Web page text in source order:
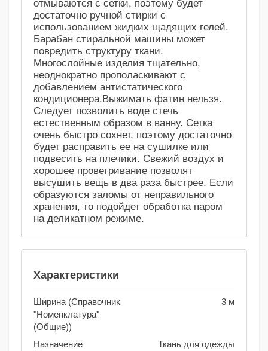
отмываются с сетки, поэтому будет
достаточно ручной стирки с
использованием жидких щадящих гелей.
Барабан стиральной машины может
повредить структуру ткани.
Многослойные изделия тщательно,
неоднократно прополаскивают с
добавлением антистатического
кондиционера.Выжимать фатин нельзя.
Следует позволить воде стечь
естественным образом в ванну. Сетка
очень быстро сохнет, поэтому достаточно
будет расправить ее на сушилке или
подвесить на плечики. Свежий воздух и
хорошее проветривание позволят
высушить вещь в два раза быстрее. Если
образуются заломы от неправильного
хранения, то подойдет обработка паром
на деликатном режиме.
Характеристики
Ширина (Справочник
"Номенклатура"
(Общие))
3 м
Назначение
Ткань для одежды